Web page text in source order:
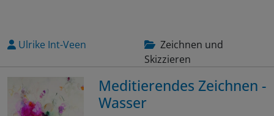
Ulrike Int-Veen
Zeichnen und
Skizzieren
Meditierendes Zeichnen -
Wasser